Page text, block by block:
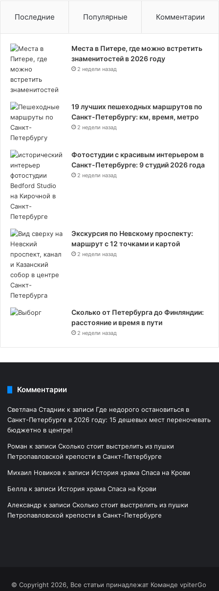
Последние Популярные Комментарии
Места в Питере, где можно встретить
знаменитостей в 2026 году
2 недели назад
19 лучших пешеходных маршрутов по
Санкт-Петербургу: км, время, метро
2 недели назад
Фотостудии с красивым интерьером в
Санкт-Петербурге: 9 студий 2026 года
2 недели назад
Экскурсия по Невскому проспекту:
маршрут с 12 точками и картой
2 недели назад
Сколько от Петербурга до Финляндии:
расстояние и время в пути
2 недели назад
Комментарии
Светлана Стадник к записи Где недорого остановиться в
Санкт-Петербурге в 2026 году: 15 дешевых мест переночевать
бюджетно в центре!
Роман к записи Сколько стоит выстрелить из пушки
Петропавловской крепости в Санкт-Петербурге
Михаил Новиков к записи История храма Спаса на Крови
Белла к записи История храма Спаса на Крови
Александр к записи Сколько стоит выстрелить из пушки
Петропавловской крепости в Санкт-Петербурге
© Copyright 2026, Все статьи принадлежат Команде vpiterGo